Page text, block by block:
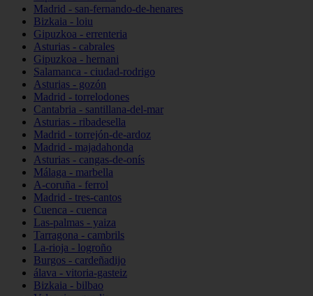
Madrid - san-fernando-de-henares
Bizkaia - loiu
Gipuzkoa - errenteria
Asturias - cabrales
Gipuzkoa - hernani
Salamanca - ciudad-rodrigo
Asturias - gozón
Madrid - torrelodones
Cantabria - santillana-del-mar
Asturias - ribadesella
Madrid - torrejón-de-ardoz
Madrid - majadahonda
Asturias - cangas-de-onís
Málaga - marbella
A-coruña - ferrol
Madrid - tres-cantos
Cuenca - cuenca
Las-palmas - yaiza
Tarragona - cambrils
La-rioja - logroño
Burgos - cardeñadijo
álava - vitoria-gasteiz
Bizkaia - bilbao